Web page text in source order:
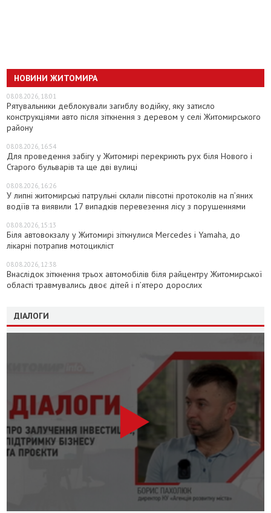
НОВИНИ ЖИТОМИРА
08.08.2026, 18:01
Рятувальники деблокували загиблу водійку, яку затисло
конструкціями авто після зіткнення з деревом у селі Житомирського
району
08.08.2026, 16:54
Для проведення забігу у Житомирі перекриють рух біля Нового і
Старого бульварів та ще дві вулиці
08.08.2026, 16:26
У липні житомирські патрульні склали півсотні протоколів на пʼяних
водіїв та виявили 17 випадків перевезення лісу з порушеннями
08.08.2026, 15:13
Біля автовокзалу у Житомирі зіткнулися Mercedes і Yamaha, до
лікарні потрапив мотоцикліст
08.08.2026, 12:38
Внаслідок зіткнення трьох автомобілів біля райцентру Житомирської
області травмувались двоє дітей і пʼятеро дорослих
ДІАЛОГИ